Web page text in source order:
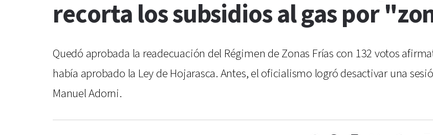
recorta los subsidios al gas por
Quedó aprobada la readecuación del Régimen de Zonas Frías con 132 votos
había aprobado la Ley de Hojarasca. Antes, el oficialismo logró desactivar una
Manuel Adorni.